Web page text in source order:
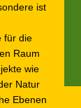
ist
für die
Raum
wie
Natur
Ebenen